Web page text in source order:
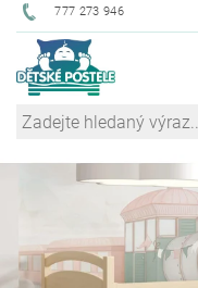
777 273 946